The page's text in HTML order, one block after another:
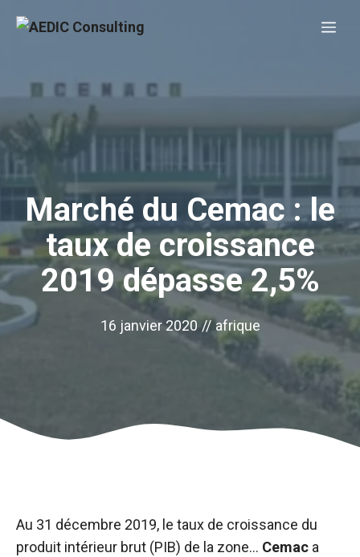
Marché du Cemac : le
taux de croissance
2019 dépasse 2,5%
16 janvier 2020 // afrique
Au 31 décembre 2019, le taux de croissance du
produit intérieur brut (PIB) de la zone... Cemac a